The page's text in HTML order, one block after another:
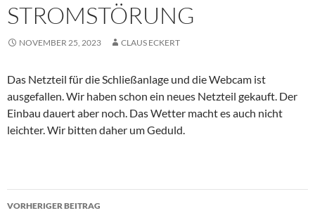
STROMSTÖRUNG
NOVEMBER 25, 2023 CLAUS ECKERT
Das Netzteil für die Schließanlage und die Webcam ist
ausgefallen. Wir haben schon ein neues Netzteil gekauft. Der
Einbau dauert aber noch. Das Wetter macht es auch nicht
leichter. Wir bitten daher um Geduld.
Beitragsnavigation
VORHERIGER BEITRAG